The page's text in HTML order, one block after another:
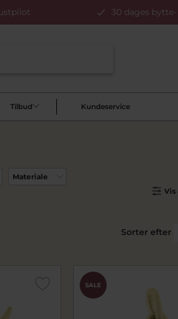
30 dages
Tilbud Kundeservice
Materiale
Vis
Sorter efter
SALE